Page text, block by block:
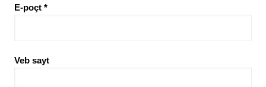
E-poçt *
Veb sayt